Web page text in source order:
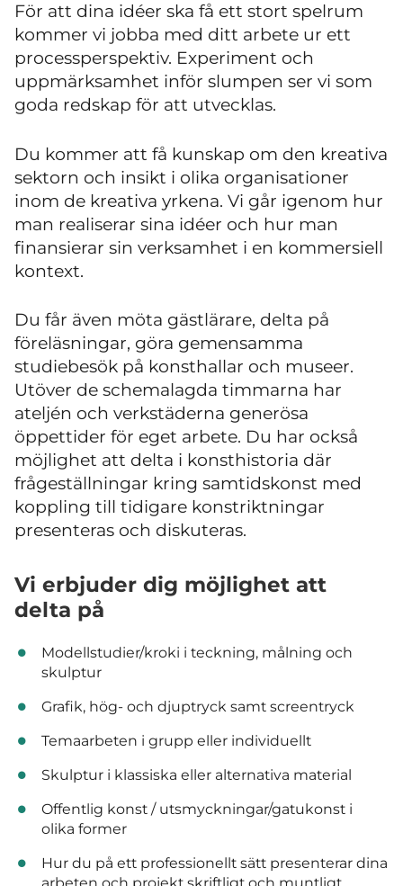
För att dina idéer ska få ett stort spelrum
kommer vi jobba med ditt arbete ur ett
processperspektiv. Experiment och
uppmärksamhet inför slumpen ser vi som
goda redskap för att utvecklas.
Du kommer att få kunskap om den kreativa
sektorn och insikt i olika organisationer
inom de kreativa yrkena. Vi går igenom hur
man realiserar sina idéer och hur man
finansierar sin verksamhet i en kommersiell
kontext.
Du får även möta gästlärare, delta på
föreläsningar, göra gemensamma
studiebesök på konsthallar och museer.
Utöver de schemalagda timmarna har
ateljén och verkstäderna generösa
öppettider för eget arbete. Du har också
möjlighet att delta i konsthistoria där
frågeställningar kring samtidskonst med
koppling till tidigare konstriktningar
presenteras och diskuteras.
Vi erbjuder dig möjlighet att
delta på
Modellstudier/kroki i teckning, målning och
skulptur
Grafik, hög- och djuptryck samt screentryck
Temaarbeten i grupp eller individuellt
Skulptur i klassiska eller alternativa material
Offentlig konst / utsmyckningar/gatukonst i
olika former
Hur du på ett professionellt sätt presenterar dina